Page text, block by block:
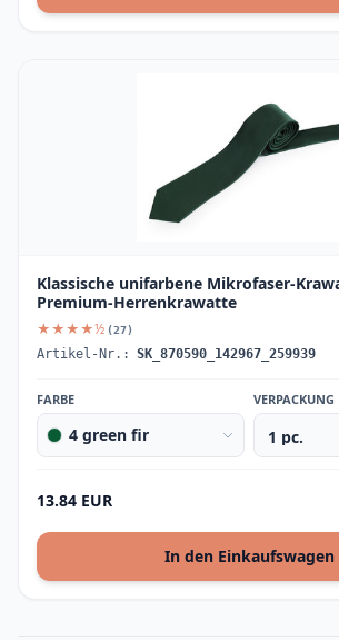
Klassische unifarbene Mikrofaser-
Premium-Herrenkrawatte
★★★★½ (27)
Artikel-Nr.: SK_870590_142967_259939
FARBE
4 green fir
VERPACKUNG
13.84 EUR
In den Einkaufswagen